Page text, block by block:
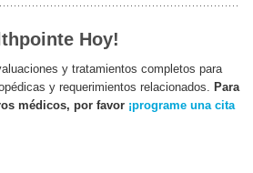
Hoy!
y tratamientos completos para
y requerimientos relacionados. Para
médicos, por favor ¡programe una cita